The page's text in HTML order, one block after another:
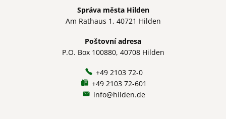
Správa města Hilden
Am Rathaus 1, 40721 Hilden
Poštovní adresa
P.O. Box 100880, 40708 Hilden
+49 2103 72-0
+49 2103 72-601
info@hilden.de